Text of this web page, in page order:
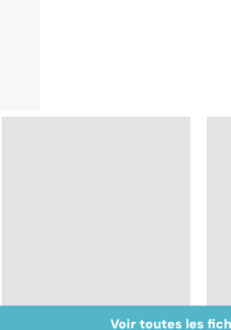
Voir toutes les